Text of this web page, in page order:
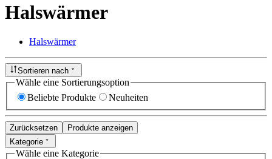
Halswärmer
Halswärmer
Sortieren nach
Wähle eine Sortierungsoption
Beliebte Produkte
Neuheiten
Zurücksetzen
Produkte anzeigen
Kategorie
Wähle eine Kategorie